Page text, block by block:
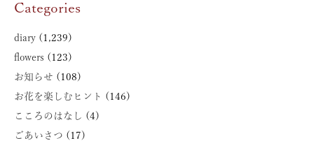
Categories
diary (1,239)
flowers (123)
お知らせ (108)
お花を楽しむヒント
(146)
こころのはなし (4)
ごあいさつ (17)